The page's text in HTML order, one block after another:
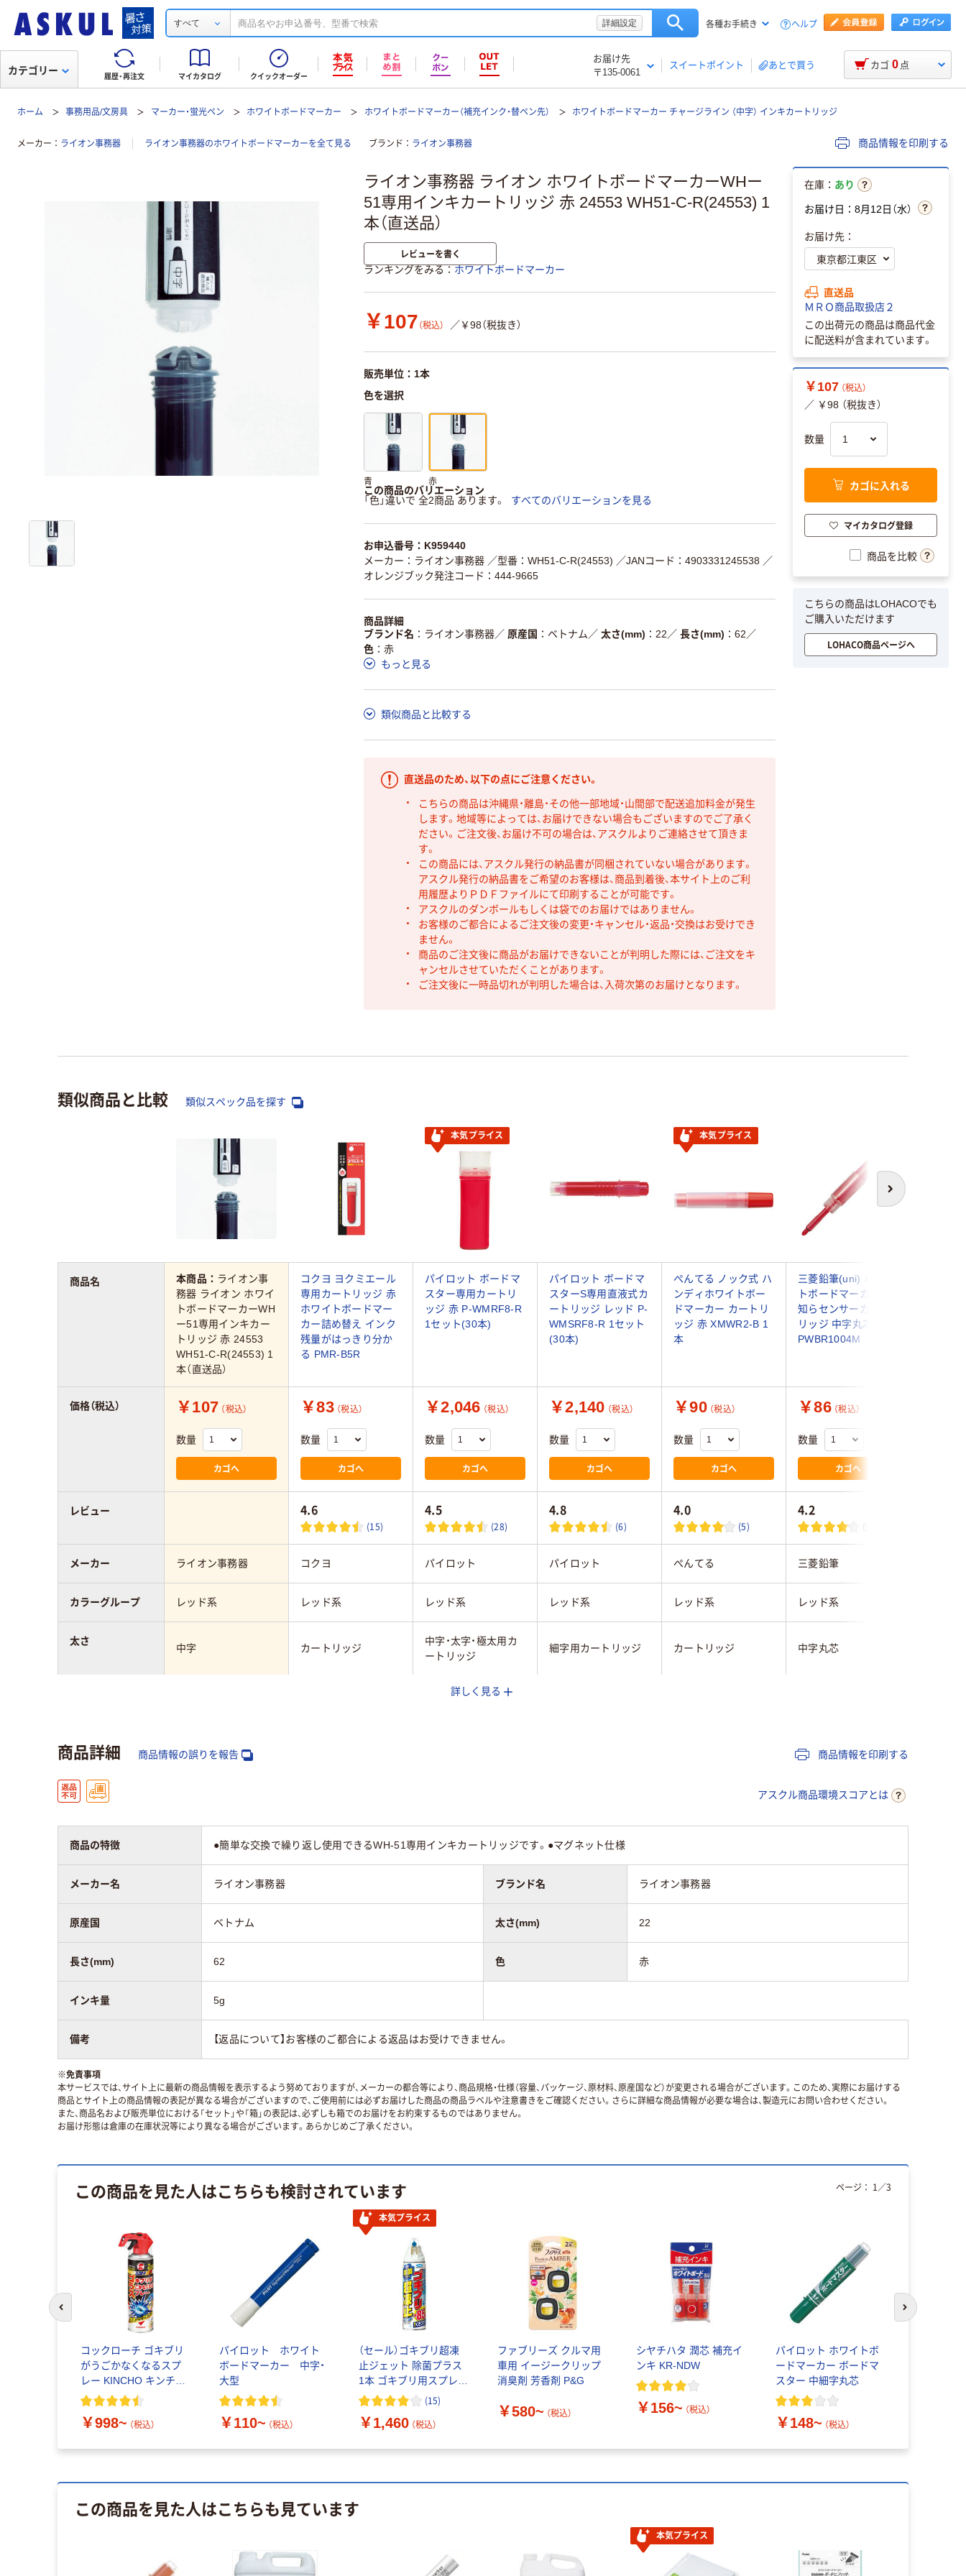
すべて 詳細設定 各種お手続き ヘルプ
履歴・再注文 マイカタログ クイックオーダー
お届け先
〒135-0061
スイートポイント あとで買う
カテゴリー カゴ 0 点
ホーム 事務用品/文房具 マーカー・蛍光ペン ホワイトボードマーカー ホワイトボードマーカー（補充インク・替ペン先） ホワイトボードマーカー チャージライン （中字） インキカートリッジ
メーカー ライオン事務器 ライオン事務器のホワイトボードマーカーを全て見る ブランド ライオン事務器 商品情報を印刷する
ライオン事務器 ライオン ホワイトボードマーカーWHー
51専用インキカートリッジ 赤 24553 WH51-C-R(24553) 1
本（直送品）
レビューを書く
ランキングをみる ホワイトボードマーカー
￥107 （税込） ／￥98（税抜き）
販売単位：1本
色を選択
青 赤
この商品のバリエーション
「色」違いで 全2商品 あります。
すべてのバリエーションを見る
お申込番号：K959440
メーカー：ライオン事務器 ／型番：WH51-C-R(24553) ／JANコード：4903331245538 ／
オレンジブック発注コード：444-9665
商品詳細
ブランド名
ライオン事務器／ 原産国 ベトナム ／ 太さ(mm) 22 ／ 長さ(mm) 62 ／
色
赤
もっと見る
類似商品と比較する
直送品のため、以下の点にご注意ください。
こちらの商品は沖縄県・離島・その他一部地域・山間部で配送追加料金が発生
します。地域等によっては、お届けできない場合もございますのでご了承く
ださい。ご注文後、お届け不可の場合は、アスクルよりご連絡させて頂きま
す。
この商品には、アスクル発行の納品書が同梱されていない場合があります。
アスクル発行の納品書をご希望のお客様は、商品到着後、本サイト上のご利
用履歴よりＰＤＦファイルにて印刷することが可能です。
アスクルのダンボールもしくは袋でのお届けではありません。
お客様のご都合によるご注文後の変更・キャンセル・返品・交換はお受けでき
ません。
商品のご注文後に商品がお届けできないことが判明した際には、ご注文をキ
ャンセルさせていただくことがあります。
ご注文後に一時品切れが判明した場合は、入荷次第のお届けとなります。
在庫： あり
お届け日：8月12日（水）
お届け先：
直送品
ＭＲＯ商品取扱店２
この出荷元の商品は商品代金
に配送料が含まれています。
￥107 （税込）
／ ￥98 （税抜き）
数量
カゴに入れる
マイカタログ登録
商品を比較
こちらの商品はLOHACOでも
ご購入いただけます
LOHACO商品ページへ
類似商品と比較 類似スペック品を探す
次へ
本気プライス 本気プライス
本商品： ライオン事
務器 ライオン ホワイ
トボードマーカーWH
ー51専用インキカー
トリッジ 赤 24553
WH51-C-R(24553) 1
本（直送品）
コクヨ ヨクミエール
専用カートリッジ 赤
ホワイトボードマー
カー詰め替え インク
残量がはっきり分か
る PMR-B5R
パイロット ボードマ
スター専用カートリ
ッジ 赤 P-WMRF8-R
1セット(30本)
パイロット ボードマ
スターS専用直液式カ
ートリッジ レッド P-
WMSRF8-R 1セット
(30本)
ぺんてる ノック式 ハ
ンディホワイトボー
ドマーカー カートリ
ッジ 赤 XMWR2-B 1
本
三菱鉛筆(uni) ホワイ
トボードマーカー お
知らセンサーカート
リッジ 中字丸芯 赤
PWBR1004M
￥107 （税込）
数量
カゴへ
￥83 （税込）
数量
カゴへ
￥2,046 （税込）
数量
カゴへ
￥2,140 （税込）
数量
カゴへ
￥90 （税込）
数量
カゴへ
￥86 （税込）
数量
カゴへ
4.6
(15)
4.5
(28)
4.8
(6)
4.0
(5)
4.2
(9)
ライオン事務器 コクヨ パイロット パイロット ぺんてる 三菱鉛筆
レッド系 レッド系 レッド系 レッド系 レッド系 レッド系
中字 カートリッジ
中字・太字・極太用カ
ートリッジ
細字用カートリッジ カートリッジ 中字丸芯
商品名
価格（税込）
レビュー
メーカー
カラーグループ
太さ
詳しく見る
商品詳細 商品情報の誤りを報告 商品情報を印刷する
アスクル商品環境スコアとは
商品の特徴 ●簡単な交換で繰り返し使用できるWH-51専用インキカートリッジです。●マグネット仕様
メーカー名 ライオン事務器 ブランド名 ライオン事務器
原産国 ベトナム 太さ(mm) 22
長さ(mm) 62 色 赤
インキ量 5g
備考 【返品について】お客様のご都合による返品はお受けできません。
※免責事項
本サービスでは、サイト上に最新の商品情報を表示するよう努めておりますが、メーカーの都合等により、商品規格・仕様（容量、パッケージ、原材料、原産国など）が変更される場合がございます。このため、実際にお届けする
商品とサイト上の商品情報の表記が異なる場合がございますので、ご使用前には必ずお届けした商品の商品ラベルや注意書きをご確認ください。さらに詳細な商品情報が必要な場合は、製造元にお問い合わせください。
また、商品名および販売単位における「セット」や「箱」の表記は、必ずしも箱でのお届けをお約束するものではありません。
お届け形態は倉庫の在庫状況等により異なる場合がございます。あらかじめご了承ください。
この商品を見た人はこちらも検討されています
コックローチ ゴキブリ
がうごかなくなるスプ
レー KINCHO キンチョ
ー
￥998~ （税込）
パイロット ホワイト
ボードマーカー 中字・
大型
￥110~ （税込）
本気プライス
（セール）ゴキブリ超凍
止ジェット 除菌プラス
1本 ゴキブリ用スプレ
ー 殺虫成分不使用 フ
(15)
￥1,460 （税込）
ファブリーズ クルマ用
車用 イージークリップ
消臭剤 芳香剤 P&G
￥580~ （税込）
シヤチハタ 潤芯 補充イ
ンキ KR-NDW
￥156~ （税込）
パイロット ホワイトボ
ードマーカー ボードマ
スター 中細字丸芯
￥148~ （税込）
ページ： 1 ／3
次のスライド
この商品を見た人はこちらも見ています
本気プライス